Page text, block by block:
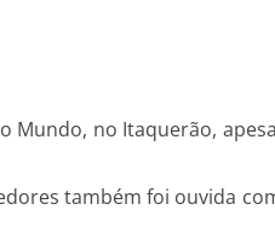
Mundo, no Itaquerão,
também foi ouvida